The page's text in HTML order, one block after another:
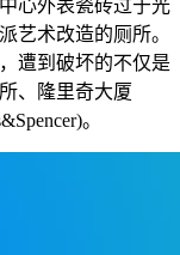
心外表瓷砖过于光
艺术改造的厕所。
遭到破坏的不仅是
、隆里奇大厦
。